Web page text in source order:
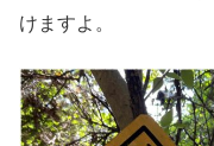
けますよ。